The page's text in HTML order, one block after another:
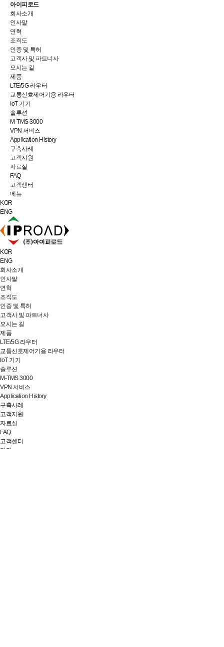
아이피로드
회사소개
인사말
연혁
조직도
인증 및 특허
고객사 및 파트너사
오시는 길
제품
LTE/5G 라우터
교통신호제어기용 라우터
IoT 기기
솔루션
M-TMS 3000
VPN 서비스
Application History
구축사례
고객지원
자료실
FAQ
고객센터
메뉴
KOR
ENG
KOR
ENG
회사소개
인사말
연혁
조직도
인증 및 특허
고객사 및 파트너사
오시는 길
제품
LTE/5G 라우터
교통신호제어기용 라우터
IoT 기기
솔루션
M-TMS 3000
VPN 서비스
Application History
구축사례
고객지원
자료실
FAQ
고객센터
닫기